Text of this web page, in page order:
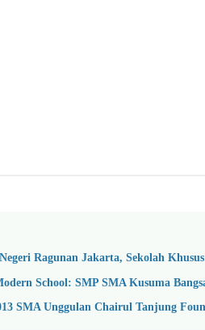
Ragunan Jakarta, Sekolah
School: SMP SMA Kusuma
SMA Unggulan Chairul Tanjung